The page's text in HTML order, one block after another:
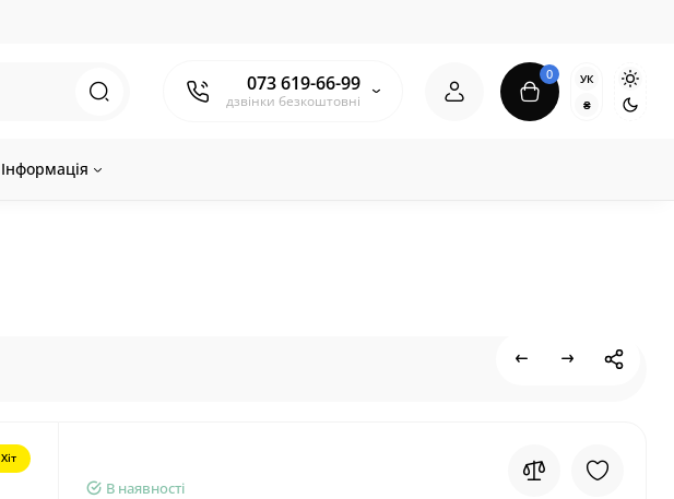
073 619-66-99
дзвінки безкоштовні
0
УК
₴
Інформація
Хіт
В наявності